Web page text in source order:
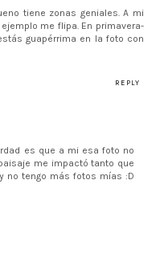
tiene zonas geniales. A mi
me flipa. En primavera-
guapérrima en la foto con
REPLY
es que a mi esa foto no
me impactó tanto que
no tengo más fotos mías :D